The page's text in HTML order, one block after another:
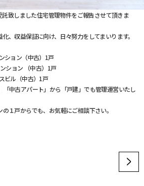
致しました住宅管理物件をご報告させて頂きま
、収益保証に向け、日々努力をしてまいります。
ョン（中古）1戸
ション （中古）1戸
ル（中古）1戸
「中古アパート」から「戸建」でも管理運営いたし
１戸からでも、お気軽にご相談下さい。